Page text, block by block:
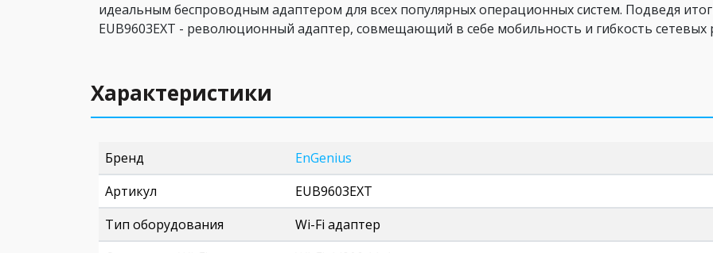
идеальным беспроводным адаптером для всех популярных операционных систем. Подведя
EUB9603EXT - революционный адаптер, совмещающий в себе мобильность и гибкость сетевых
Характеристики
Бренд
EnGenius
Артикул
EUB9603EXT
Тип оборудования
Wi-Fi адаптер